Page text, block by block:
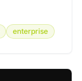
enterprise